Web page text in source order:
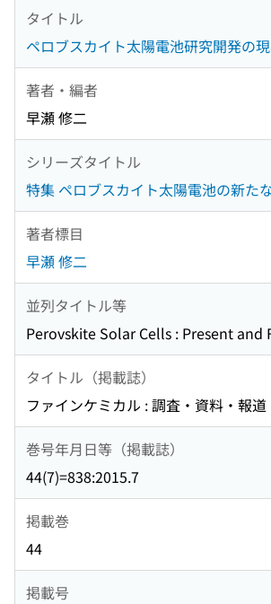
タイトル
ペロブスカイト太陽電池研究開発の
著者・編者
早瀬 修二
シリーズタイトル
特集 ペロブスカイト太陽電池の新た
著者標目
早瀬 修二
並列タイトル等
Perovskite Solar Cells : Present and
タイトル（掲載誌）
ファインケミカル : 調査・資料・報
巻号年月日等（掲載誌）
44(7)=838:2015.7
掲載巻
44
掲載号